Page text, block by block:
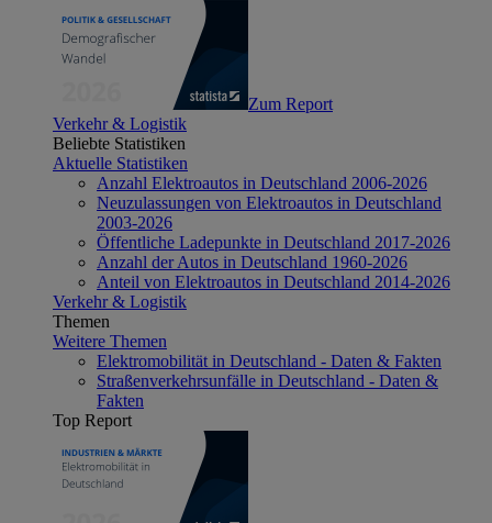
Zum Report
Verkehr & Logistik
Beliebte Statistiken
Aktuelle Statistiken
Anzahl Elektroautos in Deutschland 2006-2026
Neuzulassungen von Elektroautos in Deutschland
2003-2026
Öffentliche Ladepunkte in Deutschland 2017-2026
Anzahl der Autos in Deutschland 1960-2026
Anteil von Elektroautos in Deutschland 2014-2026
Verkehr & Logistik
Themen
Weitere Themen
Elektromobilität in Deutschland - Daten & Fakten
Straßenverkehrsunfälle in Deutschland - Daten &
Fakten
Top Report